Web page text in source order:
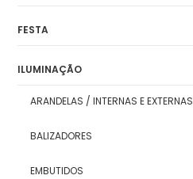
FESTA
ILUMINAÇÃO
ARANDELAS / INTERNAS E EXTERNAS
BALIZADORES
EMBUTIDOS